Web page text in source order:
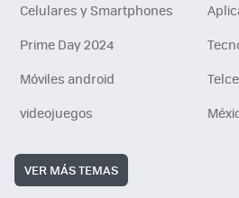
Celulares y Smartphones
Prime Day 2024
Móviles android
videojuegos
VER MÁS TEMAS